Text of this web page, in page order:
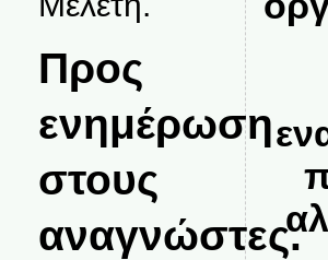
Προς
ενημέρωση
στους
αναγνώστες.